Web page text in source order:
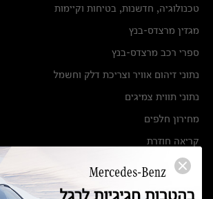
טכנולוגיה, חדשנות, בטיחות וקיימות
מגזין מרצדס-בנץ
ספרי רכב מרצדס-בנץ
נתוני זיהום אוויר וצריכת דלק וחשמל
נתוני תווית צמיגים
מחירון חלפים
קריאה חוזרת
הודעה על הטבות לרכבי מרצדס בהסדר פשרה בתצ 56447-02-19